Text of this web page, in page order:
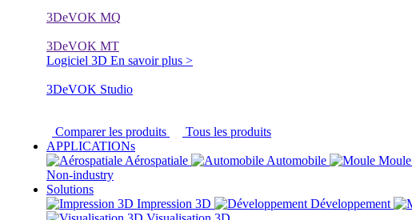
3DeVOK MQ
3DeVOK MT
Logiciel 3D En savoir plus >
3DeVOK Studio
Comparer les produits
Tous les produits
APPLICATIONs
Aérospatiale
Automobile Moule
Non-industry
Solutions
Impression 3D
Développement